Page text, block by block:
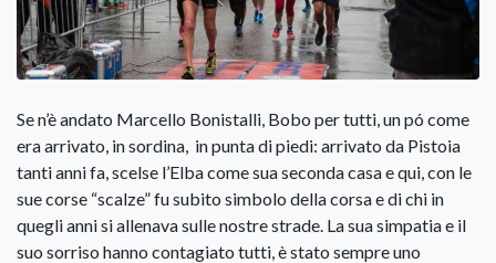
Se n’è andato Marcello Bonistalli, Bobo per tutti, un pó come
era arrivato, in sordina, in punta di piedi: arrivato da Pistoia
tanti anni fa, scelse l’Elba come sua seconda casa e qui, con le
sue corse “scalze” fu subito simbolo della corsa e di chi in
quegli anni si allenava sulle nostre strade. La sua simpatia e il
suo sorriso hanno contagiato tutti, è stato sempre uno